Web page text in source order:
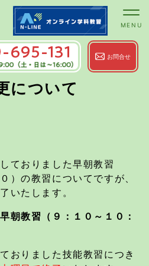
131
：9:00～
は～16:00）
お問合せ
について
ておりました早朝教習
）の教習についてですが、
いたします。
朝教習（９：１０～１０：
おりました技能教習につき